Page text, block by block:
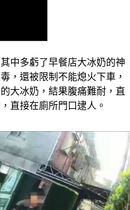
中多虧了早餐店大冰奶的神
，還被限制不能熄火下車，
大冰奶，結果腹痛難耐，直
直接在廁所門口逮人。